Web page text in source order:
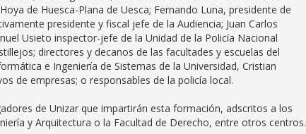
de Huesca-Plana de Uesca; Fernando Luna, presidente de
presidente y fiscal jefe de la Audiencia; Juan Carlos
Usieto inspector-jefe de la Unidad de la Policía Nacional
directores y decanos de las facultades y escuelas del
e Ingeniería de Sistemas de la Universidad, Cristian
de empresas; o responsables de la policía local.
de Unizar que impartirán esta formación, adscritos a los
y Arquitectura o la Facultad de Derecho, entre otros centros.